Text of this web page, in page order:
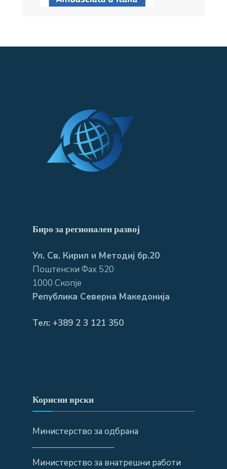
Биро за регионален развој
Ул. Св. Кирил и Методиј бр.20
Поштенски Фах 520
1000 Скопје
Република Северна Македонија
Тел: +389 2 3 121 350
Корисни врски
Министерство за одбрана
—————————–
Министерство за внатрешни работи